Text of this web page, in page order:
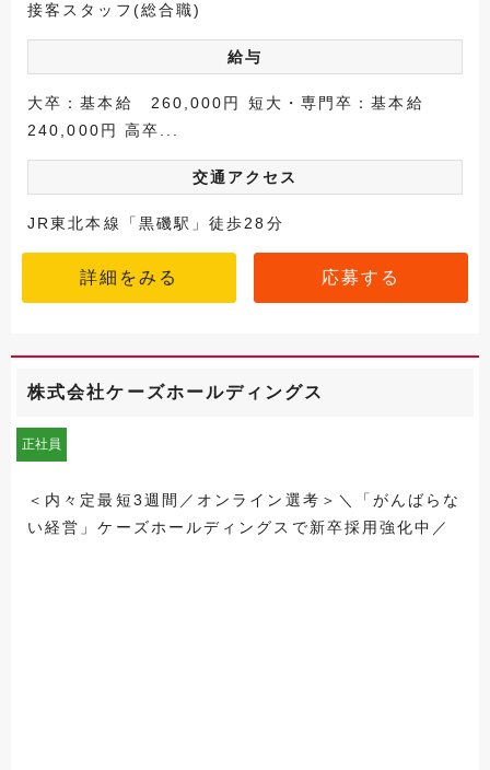
接客スタッフ(総合職)
給与
大卒：基本給 260,000円 短大・専門卒：基本給
240,000円 高卒...
交通アクセス
JR東北本線「黒磯駅」徒歩28分
詳細をみる 応募する
株式会社ケーズホールディングス
正社員
＜内々定最短3週間／オンライン選考＞＼「がんばらな
い経営」ケーズホールディングスで新卒採用強化中／